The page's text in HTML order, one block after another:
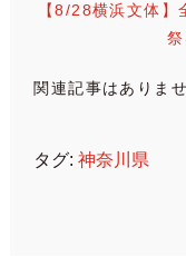
【8/28横浜文体
関連記事はありませ
タグ:神奈川県